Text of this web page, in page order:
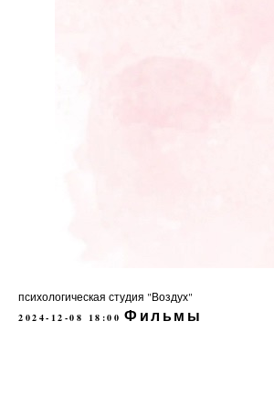
психологическая студия "Воздух"
2024-12-08 18:00 Фильмы